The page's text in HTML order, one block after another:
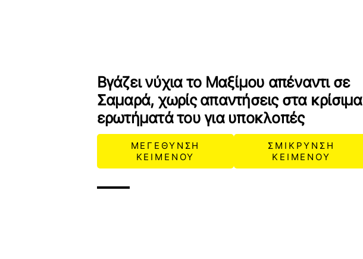
Βγάζει νύχια το Μαξίμου απέναντι σε
Σαμαρά, χωρίς απαντήσεις στα κρίσιμα
ερωτήματά του για υποκλοπές
ΜΕΓΕΘΥΝΣΗ
ΚΕΙΜΕΝΟΥ
ΣΜΙΚΡΥΝΣΗ
ΚΕΙΜΕΝΟΥ